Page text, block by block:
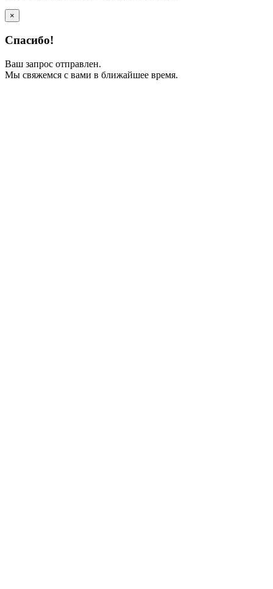
×
Спасибо!
Ваш запрос отправлен.
Мы свяжемся с вами в ближайшее время.